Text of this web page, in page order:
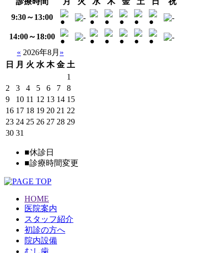
9:30～13:00
14:00～18:00
« 2026年8月 »
日
月 火 水 木 金 土
1
2
3 4 5 6 7
8
9
10 11 12 13 14 15
16 17 18 19 20 21 22
23 24 25 26 27 28 29
30 31
■休診日
■診療時間変更
HOME
医院案内
スタッフ紹介
初診の方へ
院内設備